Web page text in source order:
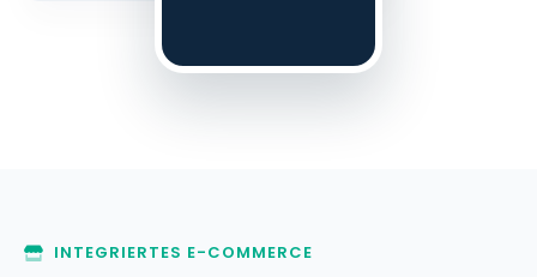
INTEGRIERTES E-COMMERCE